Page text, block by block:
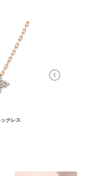
クレス